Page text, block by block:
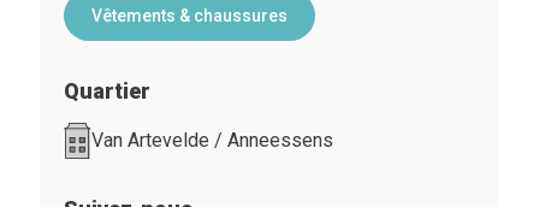
Vêtements & chaussures
Quartier
Van Artevelde / Anneessens